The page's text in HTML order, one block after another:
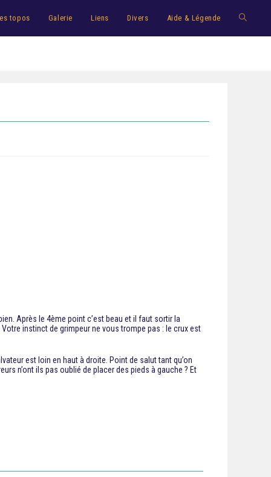
topos Galerie Liens Divers Aide & Légende
Après le 4ème point c’est beau et il faut sortir la
instinct de grimpeur ne vous trompe pas : le crux est
est loin en haut à droite. Point de salut tant qu’on
n’ont ils pas oublié de placer des pieds à gauche ? Et